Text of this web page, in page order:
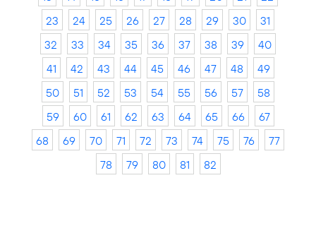
23
24 25 26 27 28 29 30
31
32
33 34 35 36 37 38 39
40
41
42 43 44 45 46 47 48
49
50
51 52 53 54 55 56 57
58
59
60 61 62 63 64 65 66
67
68
69 70 71 72 73 74 75 76
77
78
79 80 81 82